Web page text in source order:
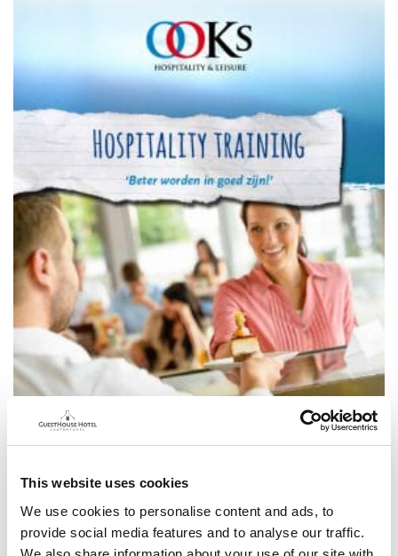
This website uses cookies
We use cookies to personalise content and ads, to
provide social media features and to analyse our traffic.